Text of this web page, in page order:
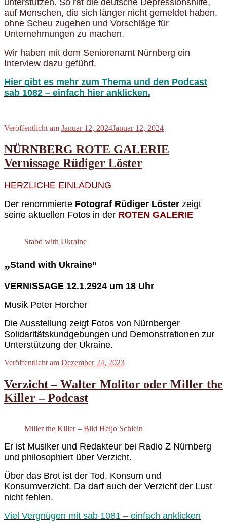
unterstützen. So rät die deutsche Depressionshilfe,
auf Menschen, die sich länger nicht gemeldet haben,
ohne Scheu zugehen und Vorschläge für
Unternehmungen zu machen.
Wir haben mit dem Seniorenamt Nürnberg ein
Interview dazu geführt.
Hier gibt es mehr zum Thema und den Podcast
sab 1082 – einfach hier anklicken.
Veröffentlicht am Januar 12, 2024Januar 12, 2024
NÜRNBERG ROTE GALERIE
Vernissage Rüdiger Löster
HERZLICHE EINLADUNG
Der renommierte Fotograf Rüdiger Löster zeigt
seine aktuellen Fotos in der ROTEN GALERIE
Stabd with Ukraine
„Stand with Ukraine“
VERNISSAGE 12.1.2924 um 18 Uhr
Musik Peter Horcher
Die Ausstellung zeigt Fotos von Nürnberger
Solidaritätskundgebungen und Demonstrationen zur
Unterstützung der Ukraine.
Veröffentlicht am Dezember 24, 2023
Verzicht – Walter Molitor oder Miller the
Killer – Podcast
Miller the Killer – Bild Heijo Schlein
Er ist Musiker und Redakteur bei Radio Z Nürnberg
und philosophiert über Verzicht.
Über das Brot ist der Tod, Konsum und
Konsumverzicht. Da darf auch der Verzicht der Lust
nicht fehlen.
Viel Vergnügen mit sab 1081 – einfach anklicken